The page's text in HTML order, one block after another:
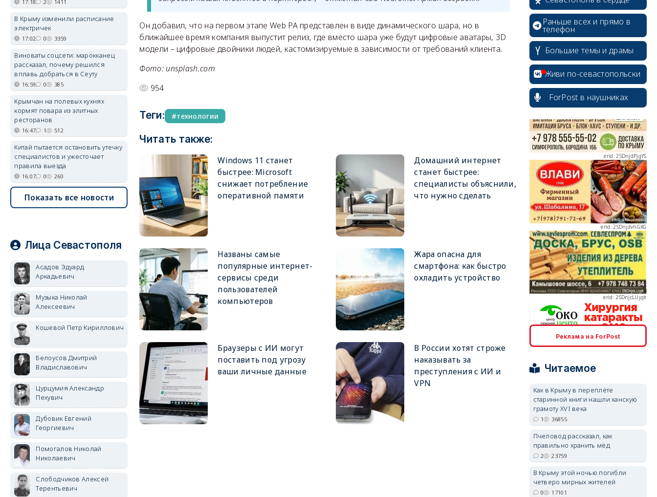
Он добавил, что на первом этапе Web PA представлен в виде динамического шара, но в
ближайшее время компания выпустит релиз, где вместо шара уже будут цифровые аватары, 3D
модели – цифровые двойники людей, кастомизируемые в зависимости от требований клиента.
Фото: unsplash.com
954
Теги: технологии
Читать также:
Windows 11 станет
быстрее: Microsoft
снижает потребление
оперативной памяти
Домашний интернет
станет быстрее:
специалисты объяснили,
что нужно сделать
Названы самые
популярные интернет-
сервисы среди
пользователей
компьютеров
Жара опасна для
смартфона: как быстро
охладить устройство
Браузеры с ИИ могут
поставить под угрозу
ваши личные данные
В России хотят строже
наказывать за
преступления с ИИ и
VPN
17:18 2 1411
В Крыму изменили расписание
электричек
17:02 0 3359
Виноваты соцсети: марокканец
рассказал, почему решился
вплавь добраться в Сеуту
16:59 0 385
Крымчан на полевых кухнях
кормят повара из элитных
ресторанов
16:47 1 512
Китай пытается остановить утечку
специалистов и ужесточает
правила выезда
16:07 0 260
Показать все новости
Лица Севастополя
Асадов Эдуард
Аркадьевич
Музыка Николай
Алексеевич
Кошевой Петр Кириллович
Белоусов Дмитрий
Владиславович
Цурцумия Александр
Пехувич
Дубовик Евгений
Георгиевич
Помогалов Николай
Николаевич
Слободчиков Алексей
Терентьевич
Раньше всех и прямо в
телефон
Большие темы и драмы
Живи по-севастопольски
ForPost в наушниках
erid: 2SDnjcrDNw6
erid: 2SDnjdPjgYS
erid: 2SDnjdvhGXG
erid: 2SDnjcLUypt
erid: 2SDnjdvhGXG
Реклама на ForPost
Читаемое
Как в Крыму в переплёте
старинной книги нашли ханскую
грамоту XVI века
1 36855
Пчеловод рассказал, как
правильно хранить мёд
2 23759
В Крыму этой ночью погибли
четверо мирных жителей
0 17101